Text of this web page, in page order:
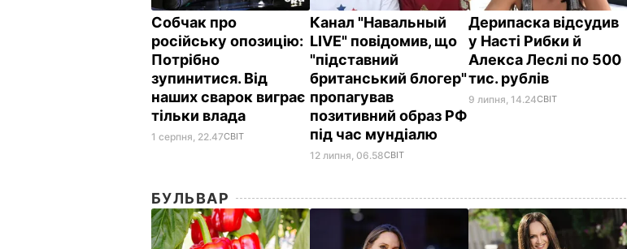
Собчак про
російську опозицію:
Потрібно
зупинитися. Від
наших сварок виграє
тільки влада
1 серпня, 22.47СВІТ
Канал "Навальный
LIVE" повідомив, що
"підставний
британський блогер"
пропагував
позитивний образ РФ
під час мундіалю
12 липня, 06.58СВІТ
Дерипаска відсудив
у Насті Рибки й
Алекса Леслі по 500
тис. рублів
9 липня, 14.24СВІТ
БУЛЬВАР